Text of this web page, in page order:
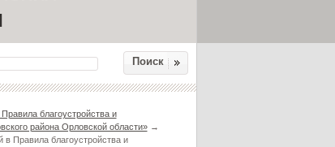
Поиск
благоустройства и
района Орловской области»→
Правила благоустройства и